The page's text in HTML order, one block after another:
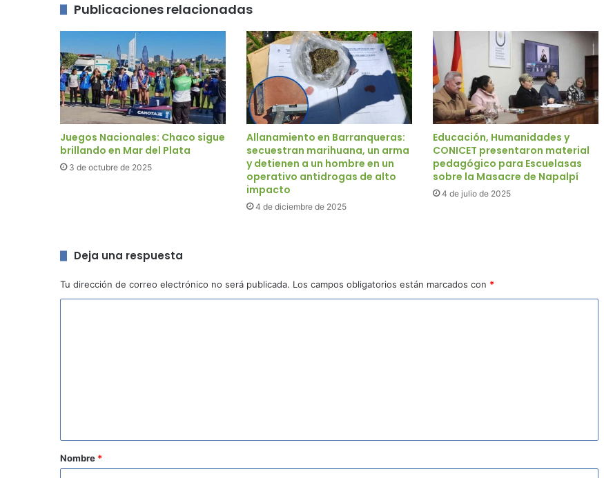
Publicaciones relacionadas
Juegos Nacionales: Chaco sigue
brillando en Mar del Plata
3 de octubre de 2025
Allanamiento en Barranqueras:
secuestran marihuana, un arma
y detienen a un hombre en un
operativo antidrogas de alto
impacto
4 de diciembre de 2025
Educación, Humanidades y
CONICET presentaron material
pedagógico para Escuelasas
sobre la Masacre de Napalpí
4 de julio de 2025
Deja una respuesta
Tu dirección de correo electrónico no será publicada. Los campos obligatorios están marcados con *
r
Nombre *